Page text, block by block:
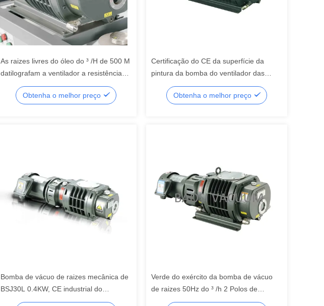
As raizes livres do óleo do ³ /H de 500 M
datilografam a ventilador a resistência
de corrosão limpa alta do vácuo
Obtenha o melhor preço
Certificação do CE da superfície da
pintura da bomba do ventilador das
raizes da liga de alumínio
Obtenha o melhor preço
Bomba de vácuo de raizes mecânica de
BSJ30L 0.4KW, CE industrial do
ventilador das raizes habilitado
Verde do exército da bomba de vácuo
de raizes 50Hz do ³ /h 2 Polos de
BSJ70L 160CFM 280m 0.75KW